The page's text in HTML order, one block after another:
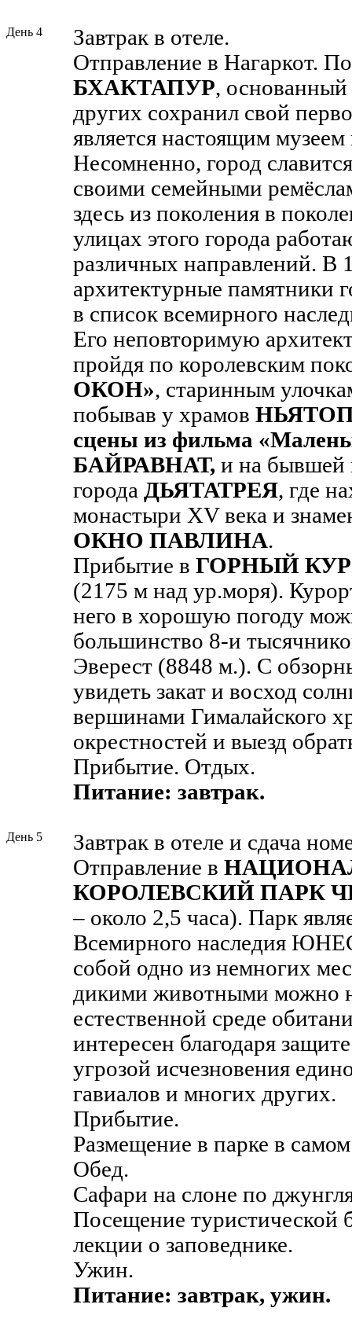
День 4
Завтрак в отеле.
Отправление в Нагаркот.
БХАКТАПУР,
других сохранил свой
является настоящим
Несомненно, город
своими семейными
здесь из поколения в
улицах этого города
различных направлений. В
архитектурные памятники
в список всемирного
Его неповторимую
пройдя по королевским
ОКОН», старинным
побывав у храмов
сцены из фильма
БАЙРАВНАТ, и на бывшей
города ДЬЯТАТРЕЯ, где
монастыри XV века и
ОКНО ПАВЛИНА.
Прибытие в ГОРНЫЙ
(2175 м над ур.моря).
него в хорошую погоду
большинство 8-и
Эверест (8848 м.). С
увидеть закат и восход
вершинами Гималайского
окрестностей и выезд
Прибытие. Отдых.
Питание: завтрак.
День 5
Завтрак в отеле и сдача
Отправление в
КОРОЛЕВСКИЙ ПАРК
– около 2,5 часа). Парк
Всемирного наследия
собой одно из немногих
дикими животными можно
естественной среде
интересен благодаря
угрозой исчезновения
гавиалов и многих других.
Прибытие.
Размещение в парке в
Обед.
Сафари на слоне по
Посещение туристической
лекции о заповеднике.
Ужин.
Питание: завтрак, ужин.